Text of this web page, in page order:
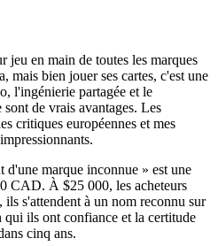
jeu en main de toutes les marques
mais bien jouer ses cartes, c'est une
l'ingénierie partagée et le
de vrais avantages. Les
critiques européennes et mes
marque inconnue » est une
CAD. À $25 000, les acheteurs
s'attendent à un nom reconnu sur
qui ils ont confiance et la certitude
cinq ans.